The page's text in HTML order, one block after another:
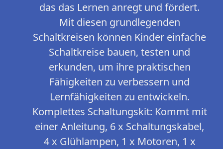
das das Lernen anregt und fördert.
Mit diesen grundlegenden
Schaltkreisen können Kinder einfache
Schaltkreise bauen, testen und
erkunden, um ihre praktischen
Fähigkeiten zu verbessern und
Lernfähigkeiten zu entwickeln.
Komplettes Schaltungskit: Kommt mit
einer Anleitung, 6 x Schaltungskabel,
4 x Glühlampen, 1 x Motoren, 1 x